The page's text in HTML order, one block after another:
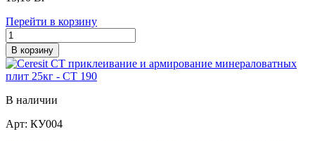
Перейти в корзину
В корзину
В наличии
Арт: КУ004